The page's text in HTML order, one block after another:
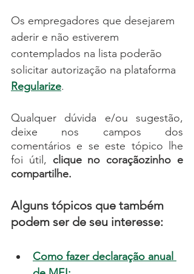
Os empregadores que desejarem
aderir e não estiverem
contemplados na lista poderão
solicitar autorização na plataforma
Regularize.
Qualquer dúvida e/ou sugestão,
deixe nos campos dos
comentários e se este tópico lhe
foi útil, clique no coraçãozinho e
compartilhe.
Alguns tópicos que também
podem ser de seu interesse:
Como fazer declaração anual